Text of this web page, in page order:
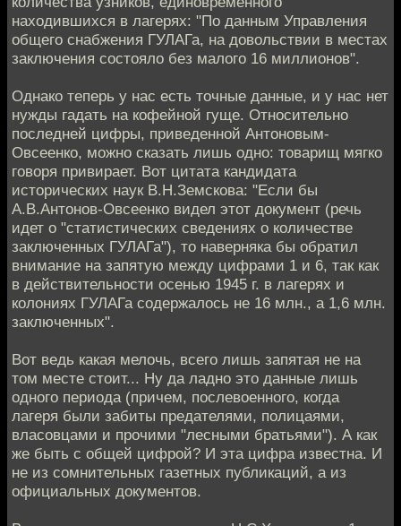
находившихся в лагерях: "По данным Управления
общего снабжения ГУЛАГа, на довольствии в местах
заключения состояло без малого 16 миллионов".
Однако теперь у нас есть точные данные, и у нас нет
нужды гадать на кофейной гуще. Относительно
последней цифры, приведенной Антоновым-
Овсеенко, можно сказать лишь одно: товарищ мягко
говоря привирает. Вот цитата кандидата
исторических наук В.Н.Земскова: "Если бы
А.В.Антонов-Овсеенко видел этот документ (речь
идет о "статистических сведениях о количестве
заключенных ГУЛАГа"), то наверняка бы обратил
внимание на запятую между цифрами 1 и 6, так как
в действительности осенью 1945 г. в лагерях и
колониях ГУЛАГа содержалось не 16 млн., а 1,6 млн.
заключенных".
Вот ведь какая мелочь, всего лишь запятая не на
том месте стоит... Ну да ладно это данные лишь
одного периода (причем, послевоенного, когда
лагеря были забиты предателями, полицаями,
власовцами и прочими "лесными братьями"). А как
же быть с общей цифрой? И эта цифра известна. И
не из сомнительных газетных публикаций, а из
официальных документов.